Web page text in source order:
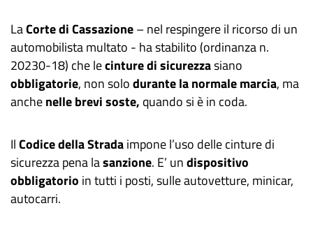
LaCorte di Cassazione– nel respingere il ricorso di un
automobilista multato - ha stabilito (ordinanza n.
20230-18) che lecinture di sicurezzasiano
obbligatorie, non solodurante la normale marcia, ma
anchenelle brevi soste, quando si è in coda.
IlCodice della Stradaimpone l’uso delle cinture di
sicurezza pena lasanzione. E’ undispositivo
obbligatorio in tutti i posti, sulle autovetture, minicar,
autocarri.